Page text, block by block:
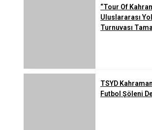
“Tour Of
Uluslararası
Turnuvası
TSYD
Futbol Şöleni